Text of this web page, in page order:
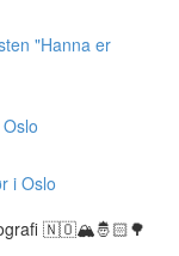
"Hanna er
i Oslo
🇳🇴🏔🤴🏻🌳